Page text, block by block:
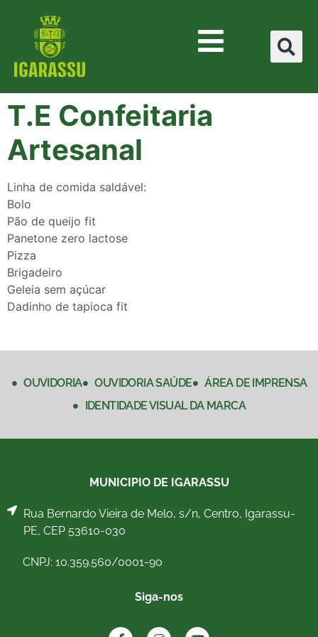
T.E Confeitaria
Artesanal
Linha de comida saldável:
Bolo
Pão de queijo fit
Panetone zero lactose
Pizza
Brigadeiro
Geleia sem açúcar
Dadinho de tapioca fit
OUVIDORIA OUVIDORIA SAÚDE
ÁREA DE IMPRENSA
IDENTIDADE VISUAL DA MARCA
MUNICIPIO DE IGARASSU
Rua Bernardo Vieira de Melo, s/n, Centro, Igarassu-
PE, CEP 53610-030
CNPJ: 10.359.560/0001-90
Siga-nos